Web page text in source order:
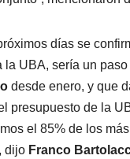
días se
la UBA, sería un
desde enero, y que
presupuesto de la
el 85% de los
dijo Franco